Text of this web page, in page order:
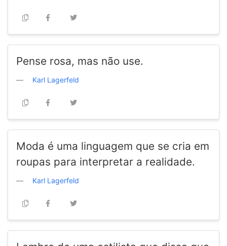
Pense rosa, mas não use.
Karl Lagerfeld
Moda é uma linguagem que se cria em
roupas para interpretar a realidade.
Karl Lagerfeld